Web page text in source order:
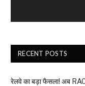
RECENT POSTS
रेलवे का बड़ा फैसला! अब RAC